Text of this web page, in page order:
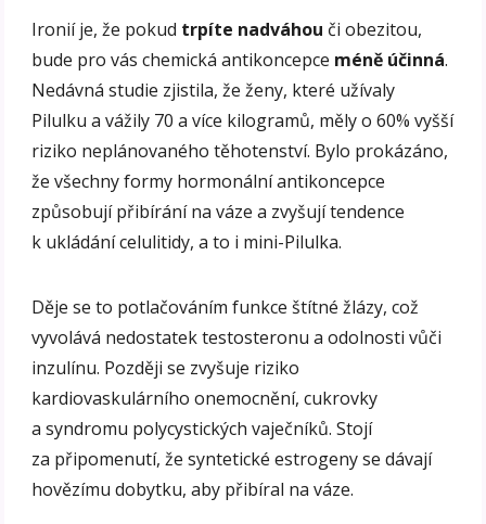
Ironií je, že pokud trpíte nadváhou či obezitou,
bude pro vás chemická antikoncepce méně účinná.
Nedávná studie zjistila, že ženy, které užívaly
Pilulku a vážily 70 a více kilogramů, měly o 60% vyšší
riziko neplánovaného těhotenství. Bylo prokázáno,
že všechny formy hormonální antikoncepce
způsobují přibírání na váze a zvyšují tendence
k ukládání celulitidy, a to i mini-Pilulka.
Děje se to potlačováním funkce štítné žlázy, což
vyvolává nedostatek testosteronu a odolnosti vůči
inzulínu. Později se zvyšuje riziko
kardiovaskulárního onemocnění, cukrovky
a syndromu polycystických vaječníků. Stojí
za připomenutí, že syntetické estrogeny se dávají
hovězímu dobytku, aby přibíral na váze.